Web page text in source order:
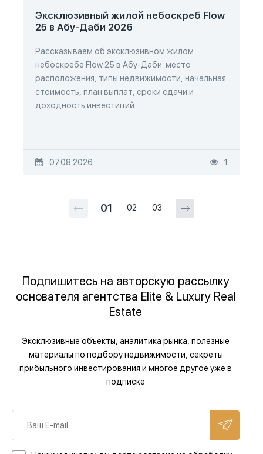
Эксклюзивный жилой небоскреб Flow
25 в Абу-Даби 2026
Рассказываем об эксклюзивном жилом
небоскребе Flow 25 в Абу-Даби: место
расположения, типы недвижимости, начальная
стоимость, план выплат, сроки сдачи и
доходность инвестиций
07.08.2026 1
01 02 03
Подпишитесь на авторскую рассылку
основателя агентства Elite & Luxury Real
Estate
Эксклюзивные объекты, аналитика рынка, полезные
материалы по подбору недвижимости, секреты
прибыльного инвестирования и многое другое уже в
подписке